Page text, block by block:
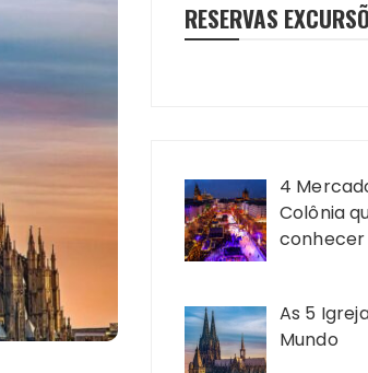
RESERVAS
4
Colônia
conhecer
As 5
Mundo